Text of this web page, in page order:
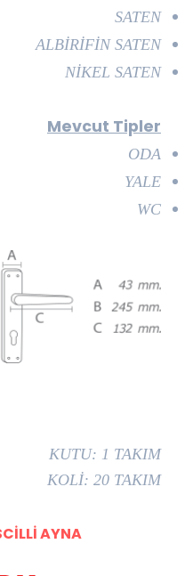
SATEN
ALBİRİFİN SATEN
NİKEL SATEN
Mevcut Tipler
ODA
YALE
WC
KUTU: 1 TAKIM
KOLİ: 20 TAKIM
AYNA